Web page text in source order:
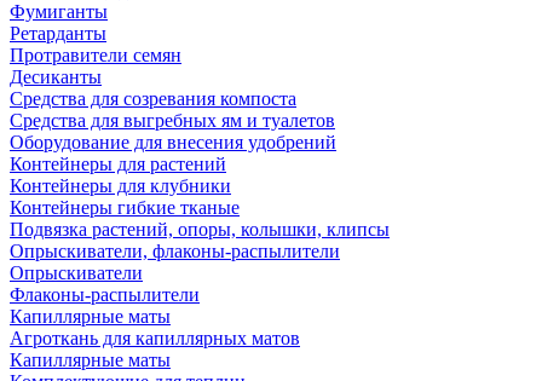
Фумиганты
Ретарданты
Протравители семян
Десиканты
Средства для созревания компоста
Средства для выгребных ям и туалетов
Оборудование для внесения удобрений
Контейнеры для растений
Контейнеры для клубники
Контейнеры гибкие тканые
Подвязка растений, опоры, колышки, клипсы
Опрыскиватели, флаконы-распылители
Опрыскиватели
Флаконы-распылители
Капиллярные маты
Агроткань для капиллярных матов
Капиллярные маты